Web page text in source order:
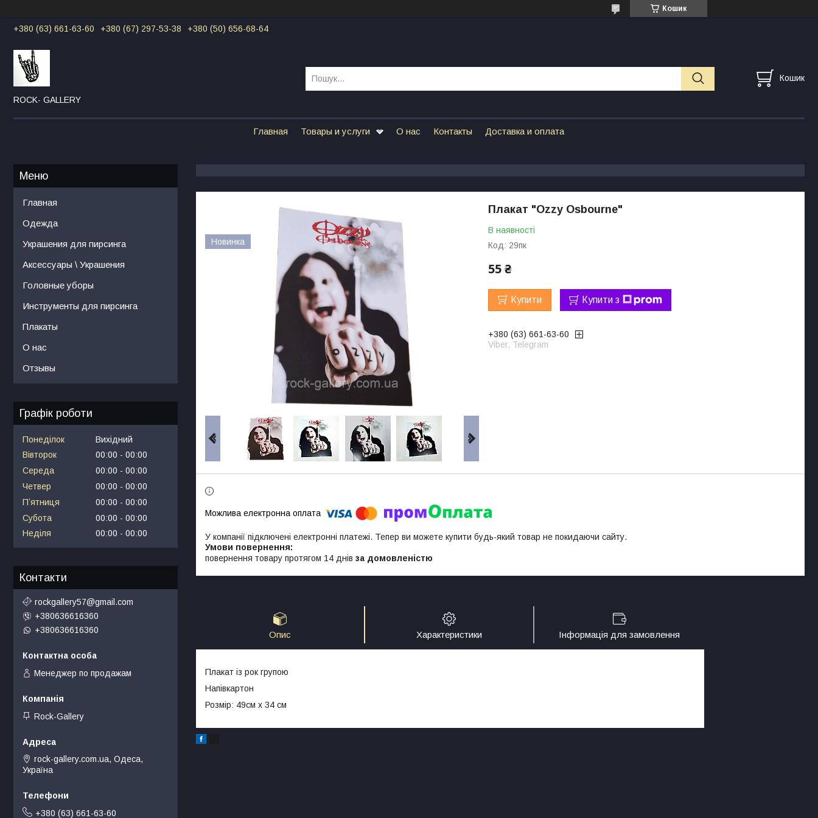
Кошик
+380 (63) 661-63-60 +380 (67) 297-53-38 +380 (50) 656-68-64
ROCK- GALLERY
Кошик
Главная Товары и услуги О нас Контакты Доставка и оплата
Новинка
Плакат "Ozzy Osbourne"
В наявності
Код: 29пк
55 ₴
Купити Купити з
+380 (63) 661-63-60
Viber, Telegram
У компанії підключені електронні платежі. Тепер ви можете купити будь-який товар не покидаючи сайту.
повернення товару протягом 14 днів за домовленістю
Опис Характеристики Інформація для замовлення
Плакат із рок групою
Напівкартон
Розмір: 49см х 34 см
Главная
Одежда
Украшения для пирсинга
Аксессуары \ Украшения
Головные уборы
Инструменты для пирсинга
Плакаты
О нас
Отзывы
Графік роботи
Понеділок
Вихідний
Вівторок
00:00
00:00
Середа
00:00
00:00
Четвер
00:00
00:00
Пʼятниця
00:00
00:00
Субота
00:00
00:00
Неділя
00:00 00:00
Контакти
rockgallery57@gmail.com
+380636616360
+380636616360
Менеджер по продажам
Rock-Gallery
rock-gallery.com.ua, Одеса,
Україна
+380 (63) 661-63-60